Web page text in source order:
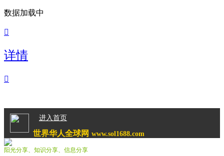
数据加载中

详情

进入首页
世界华人全球网 www.sol1688.com
阳光分享、知识分享、信息分享